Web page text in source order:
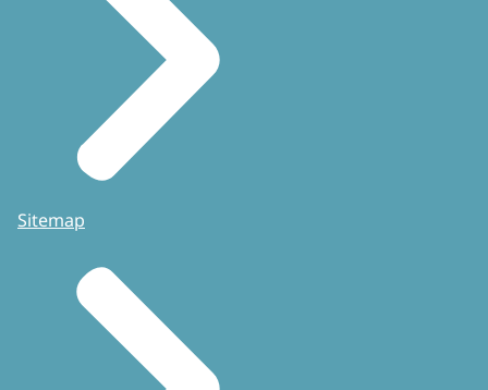
Sitemap